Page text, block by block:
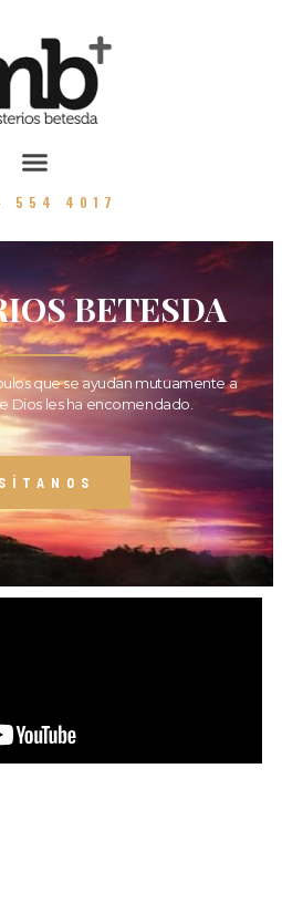
554 4017
BETESDA
que se ayudan mutuamente a
Dios les ha encomendado.